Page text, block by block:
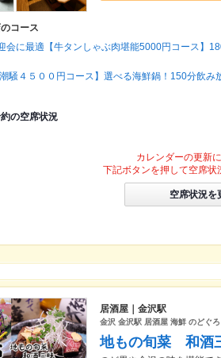
コース
会に最適【牛タンしゃぶ肉堪能5000円コース】
潮騒４５００円コース】選べる海鮮鍋！150分飲
の空席状況
カレンダーの更新
下記ボタンを押して空席状
空席状況を
居酒屋｜金沢駅
金沢 金沢駅 居酒屋 海鮮 のどぐ
地もの旬菜 和